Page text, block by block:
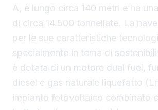
A, è lungo circa 140 metri e ha
di circa 14.500 tonnellate. La
per le sue caratteristiche
specialmente in tema di
è dotata di un motore dual fuel,
diesel e gas naturale liquefatto
impianto fotovoltaico combinato